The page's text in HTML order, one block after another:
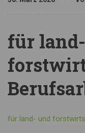
für
für land- und